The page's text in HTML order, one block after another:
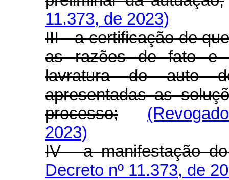
11.373, de 2023)
III - a certificação de
as razões de fato e
lavratura do auto
apresentadas as
processo;
2023)
IV - a manifestação
Decreto nº 11.373, de